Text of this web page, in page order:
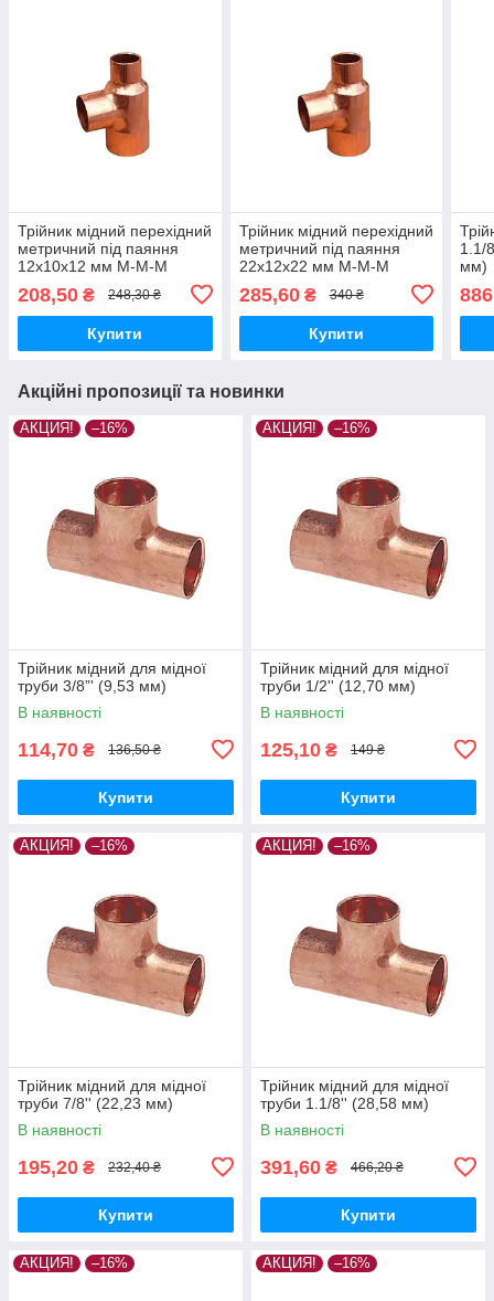
Трійник мідний перехідний
метричний під паяння
12х10х12 мм M-M-M
208,50 ₴ 248,30 ₴
Купити
Трійник мідний перехідний
метричний під паяння
22х12х22 мм M-M-M
285,60₴ 340 ₴
Купити
1.1/
мм)
Акційні пропозиції та новинки
АКЦИЯ! –16%
Трійник мідний для мідної
труби 3/8”' (9,53 мм)
В наявності
114,70 ₴ 136,50 ₴
Купити
АКЦИЯ! –16%
Трійник мідний для мідної
труби 1/2'' (12,70 мм)
В наявності
125,10 ₴ 149 ₴
Купити
АКЦИЯ! –16%
Трійник мідний для мідної
труби 7/8'' (22,23 мм)
В наявності
195,20 ₴ 232,40 ₴
Купити
АКЦИЯ! –16%
Трійник мідний для мідної
труби 1.1/8'' (28,58 мм)
В наявності
391,60 ₴ 466,20 ₴
Купити
АКЦИЯ! –16% АКЦИЯ! –16%